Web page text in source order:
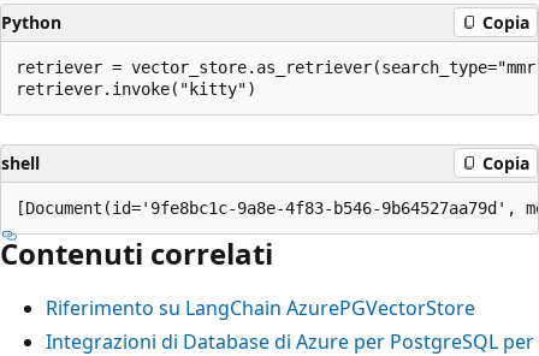
Python Copia
retriever =
shell Copia
Contenuti correlati
Riferimento su LangChain AzurePGVectorStore
Integrazioni di Database di Azure per PostgreSQL per